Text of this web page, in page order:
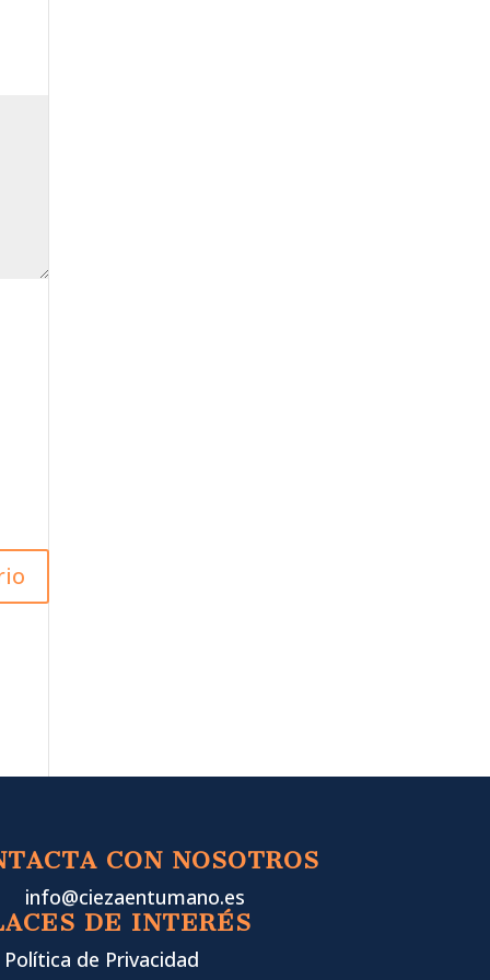
CON NOSOTROS
info@ciezaentumano.es
DE INTERÉS
Política de Privacidad